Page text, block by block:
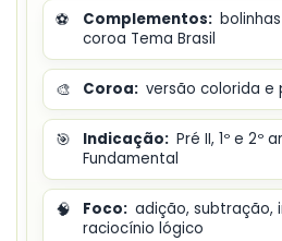
⚽ Complementos:
coroa Tema Brasil
🎨 Coroa: versão colorida e
🎯 Indicação: Pré II, 1º e 2º
Fundamental
🧠 Foco: adição, subtração,
raciocínio lógico